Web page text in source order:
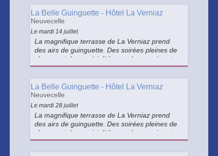
La Belle Guinguette - Hôtel La Verniaz
Neuvecelle
Le mardi 14 juillet
La magnifique terrasse de La Verniaz prend
des airs de guinguette. Des soirées pleines de
charme et de convivialité pour danser, rire et
profiter de l'été, avec orchestre live et
La Belle Guinguette - Hôtel La Verniaz
Neuvecelle
Le mardi 28 juillet
La magnifique terrasse de La Verniaz prend
des airs de guinguette. Des soirées pleines de
charme et de convivialité pour danser, rire et
profiter de l'été, avec orchestre live et